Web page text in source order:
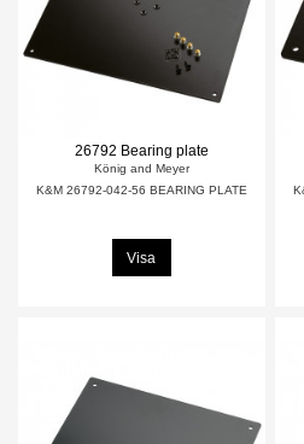
26792 Bearing plate
König and Meyer
K&M 26792-042-56 BEARING PLATE
Visa